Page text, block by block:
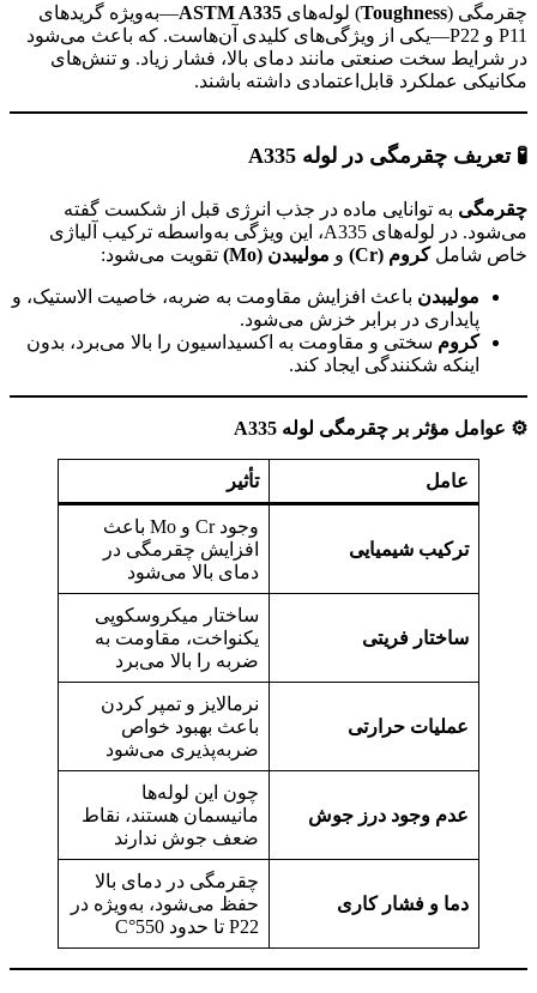
چقرمگی (Toughness) لوله‌های ASTM A335—به‌ویژه گریدهای
P11 و P22—یکی از ویژگی‌های کلیدی آن‌هاست. که باعث می‌شود
در شرایط سخت صنعتی مانند دمای بالا، فشار زیاد. و تنش‌های
مکانیکی عملکرد قابل‌اعتمادی داشته باشند.
🧪تعریف چقرمگی در لوله
چقرمگی به توانایی ماده در جذب انرژی قبل از شکست گفته
می‌شود. در لوله‌های A335، این ویژگی به‌واسطه ترکیب آلیاژی
خاص شاملکروم (Cr) و مولیبدن (Mo) تقویت می‌شود:
مولیبدن باعث افزایش مقاومت به ضربه، خاصیت الاستیک، و
پایداری در برابر خزش می‌شود.
کروم سختی و مقاومت به اکسیداسیون را بالا می‌برد، بدون
اینکه شکنندگی ایجاد کند.
⚙️ عوامل مؤثر بر چقرمگی لوله
عامل تأثیر
ترکیب شیمیایی
وجود Cr و Mo باعث
افزایش چقرمگی در
دمای بالا می‌شود
ساختار فریتی
ساختار میکروسکوپی
یکنواخت، مقاومت به
ضربه را بالا می‌برد
عملیات حرارتی
نرمالایز و تمپر کردن
باعث بهبود خواص
ضربه‌پذیری می‌شود
عدم وجود درز جوش
چون این لوله‌ها
مانیسمان هستند، نقاط
ضعف جوش ندارند
دما و فشار کاری
چقرمگی در دمای بالا
حفظ می‌شود، به‌ویژه در
P22 تا حدود 550°C